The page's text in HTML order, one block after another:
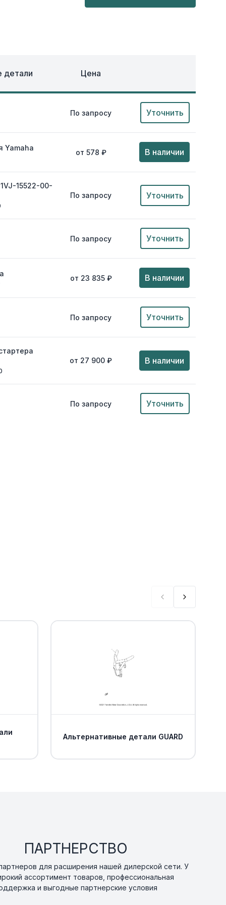
детали Цена
По запросу Уточнить
Yamaha
от 578 ₽ В наличии
15522-00-
По запросу Уточнить
По запросу Уточнить
от 23 835 ₽ В наличии
По запросу Уточнить
от 27 900 ₽ В наличии
По запросу Уточнить
Альтернативные детали GUARD
ПАРТНЕРСТВО
для расширения нашей дилерской сети. У
ассортимент товаров, профессиональная
и выгодные партнерские условия